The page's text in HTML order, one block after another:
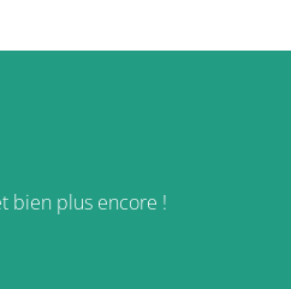
bien plus encore !